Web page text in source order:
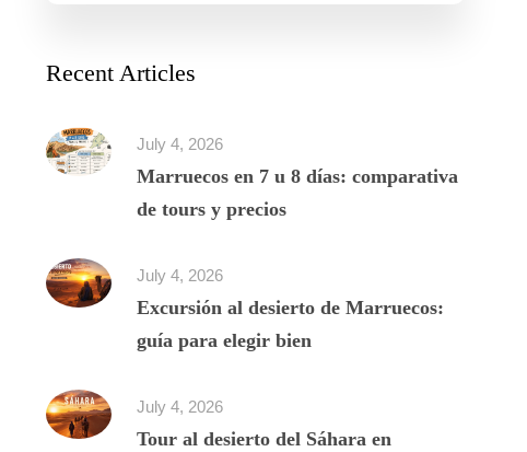
Recent Articles
July 4, 2026
Marruecos en 7 u 8 días: comparativa
de tours y precios
July 4, 2026
Excursión al desierto de Marruecos:
guía para elegir bien
July 4, 2026
Tour al desierto del Sáhara en